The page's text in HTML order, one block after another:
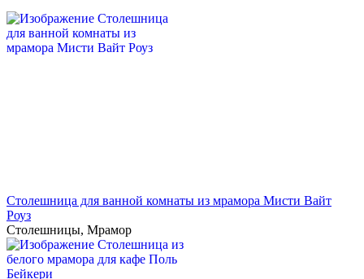
Столешница для ванной комнаты из мрамора Мисти Вайт
Роуз
Столешницы, Мрамор